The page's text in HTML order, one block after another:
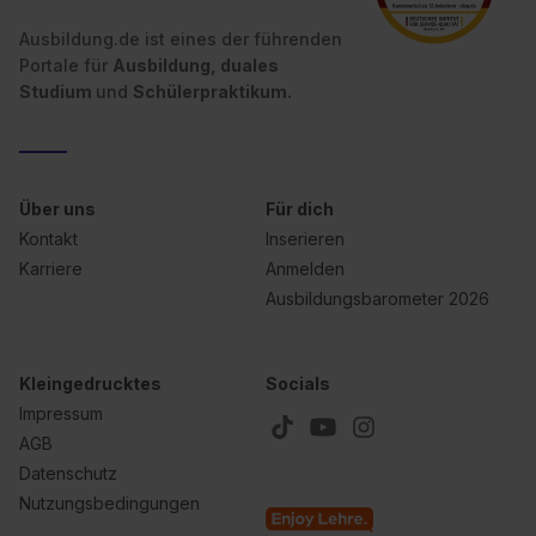
Ausbildung.de ist eines der führenden
Portale für Ausbildung, duales
Studium und Schülerpraktikum.
Über uns
Kontakt
Karriere
Für dich
Inserieren
Anmelden
Ausbildungsbarometer 2026
Kleingedrucktes
Impressum
AGB
Datenschutz
Nutzungsbedingungen
Socials